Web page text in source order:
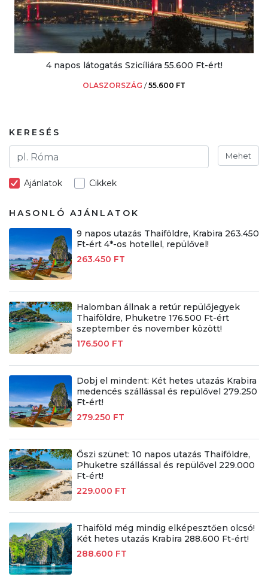
4 napos látogatás Szicíliára 55.600 Ft-ért!
OLASZORSZÁG /55.600 FT
KERESÉS
Mehet
Ajánlatok Cikkek
HASONLÓ AJÁNLATOK
9 napos utazás Thaiföldre, Krabira 263.450
Ft-ért 4*-os hotellel, repülővel!
263.450 FT
Halomban állnak a retúr repülőjegyek
Thaiföldre, Phuketre 176.500 Ft-ért
szeptember és november között!
176.500 FT
Dobj el mindent: Két hetes utazás Krabira
medencés szállással és repülővel 279.250
Ft-ért!
279.250 FT
Őszi szünet: 10 napos utazás Thaiföldre,
Phuketre szállással és repülővel 229.000
Ft-ért!
229.000 FT
Thaiföld még mindig elképesztően olcsó!
Két hetes utazás Krabira 288.600 Ft-ért!
288.600 FT